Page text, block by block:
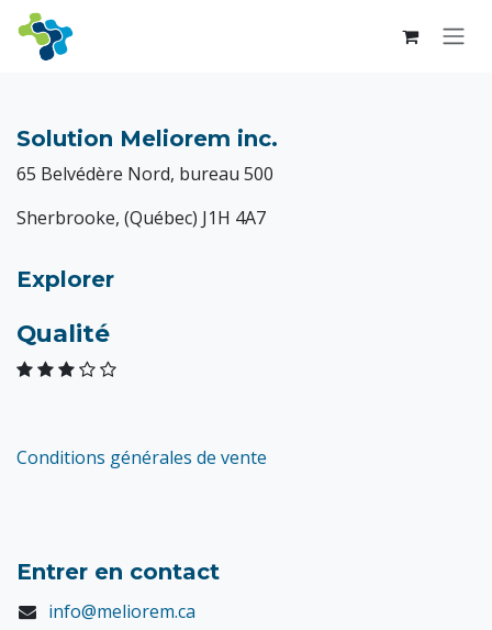
Skip to Content
Solution Meliorem inc.
65 Belvédère Nord, bureau 500
Sherbrooke, (Québec) J1H 4A7
Explorer
Qualité
Conditions générales de vente
Entrer en contact
info@meliorem.ca